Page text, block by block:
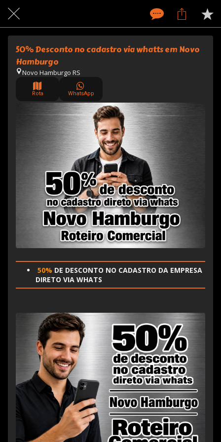
50% Desconto no cadastro via whatts em Novo
Hamburgo
Novo Hamburgo RS
Rota WhatsApp
50% DE DESCONTO NO CADASTRO DA EMPRESA
DIRETO VIA WHATS